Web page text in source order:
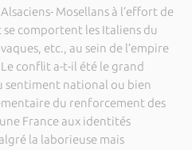
Mosellans à l’effort de
comportent les Italiens du
etc., au sein de l’empire
conflit a-t-il été le grand
sentiment national ou bien
du renforcement des
France aux identités
la laborieuse mais